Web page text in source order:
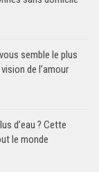
semble le plus
de l’amour
d’eau ? Cette
le monde